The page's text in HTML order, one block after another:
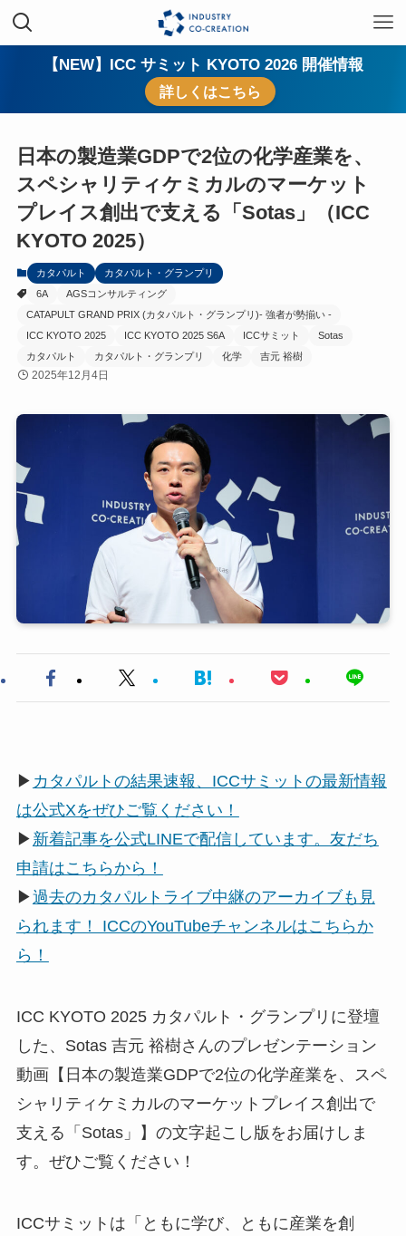
【NEW】ICC サミット KYOTO 2026 開催情報
詳しくはこちら
日本の製造業GDPで2位の化学産業を、
スペシャリティケミカルのマーケット
プレイス創出で支える「Sotas」（ICC
KYOTO 2025）
カタパルト
カタパルト・グランプリ
6A
AGSコンサルティング
CATAPULT GRAND PRIX (カタパルト・グランプリ)- 強者が勢揃い -
ICC KYOTO 2025
ICC KYOTO 2025 S6A ICCサミット
Sotas
カタパルト
カタパルト・グランプリ 化学 吉元 裕樹
2025年12月4日
▶ カタパルトの結果速報、ICCサミットの最新情報
は公式Xをぜひご覧ください！
▶ 新着記事を公式LINEで配信しています。友だち
申請はこちらから！
▶過去のカタパルトライブ中継のアーカイブも見
られます！ ICCのYouTubeチャンネルはこちらか
ら！
ICC KYOTO 2025 カタパルト・グランプリに登壇
した、Sotas 吉元 裕樹さんのプレゼンテーション
動画【日本の製造業GDPで2位の化学産業を、スペ
シャリティケミカルのマーケットプレイス創出で
支える「Sotas」】の文字起こし版をお届けしま
す。ぜひご覧ください！
ICCサミットは「ともに学び、ともに産業を創